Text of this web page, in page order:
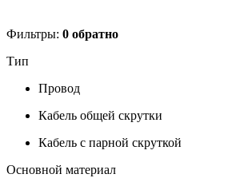
Фильтры: 0 обратно
Тип
Провод
Кабель общей скрутки
Кабель с парной скруткой
Основной материал